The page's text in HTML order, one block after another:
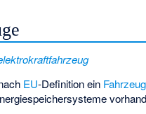
EU-Definition ein Fahrzeug